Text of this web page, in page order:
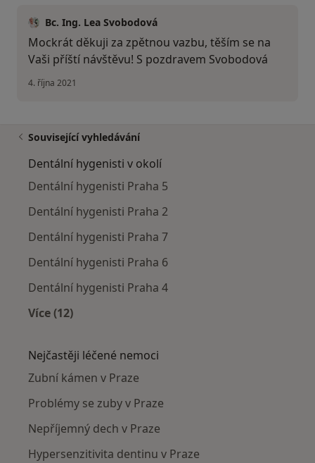
Bc. Ing. Lea Svobodová
Mockrát děkuji za zpětnou vazbu, těším se na
Vaši příští návštěvu! S pozdravem Svobodová
4. října 2021
Související vyhledávání
Dentální hygenisti v okolí
Dentální hygenisti Praha 5
Dentální hygenisti Praha 2
Dentální hygenisti Praha 7
Dentální hygenisti Praha 6
Dentální hygenisti Praha 4
Více (12)
Nejčastěji léčené nemoci
Zubní kámen v Praze
Problémy se zuby v Praze
Nepříjemný dech v Praze
Hypersenzitivita dentinu v Praze